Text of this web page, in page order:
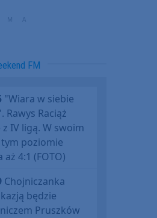
FM
"Wiara w siebie
Rawys Raciąż
z IV ligą. W swoim
tym poziomie
aż 4:1 (FOTO)
Chojniczanka
będzie
Pruszków